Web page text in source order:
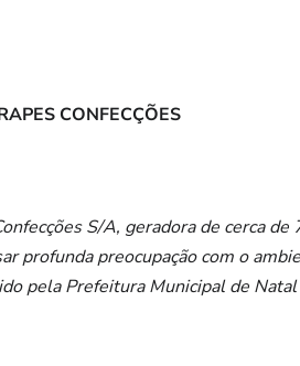
CONFECÇÕES
S/A, geradora de cerca
profunda preocupação com o
pela Prefeitura Municipal de